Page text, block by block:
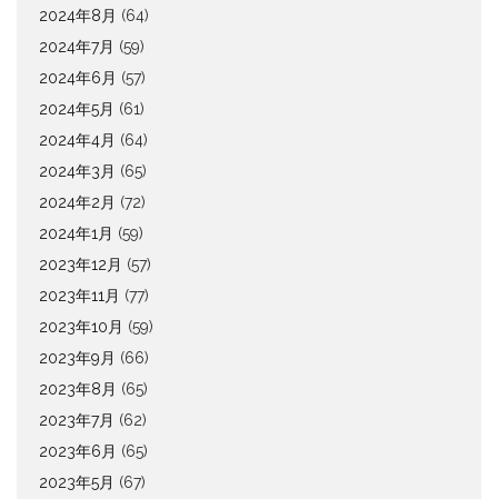
2024年8月 (64)
2024年7月 (59)
2024年6月 (57)
2024年5月 (61)
2024年4月 (64)
2024年3月 (65)
2024年2月 (72)
2024年1月 (59)
2023年12月 (57)
2023年11月 (77)
2023年10月 (59)
2023年9月 (66)
2023年8月 (65)
2023年7月 (62)
2023年6月 (65)
2023年5月 (67)